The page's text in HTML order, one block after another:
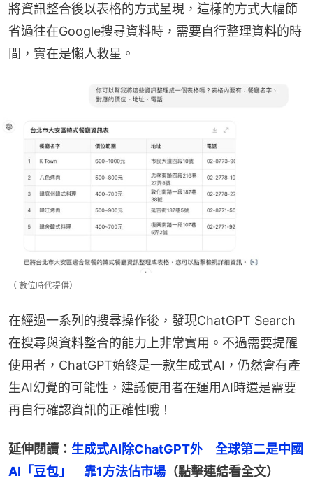
將資訊整合後以表格的方式呈現，這樣的方式大幅節
省過往在Google搜尋資料時，需要自行整理資料的時
間，實在是懶人救星。
（ 數位時代提供）
在經過一系列的搜尋操作後，發現ChatGPT Search
在搜尋與資料整合的能力上非常實用。不過需要提醒
使用者，ChatGPT始終是一款生成式AI，仍然會有產
生AI幻覺的可能性，建議使用者在運用AI時還是需要
再自行確認資訊的正確性哦！
延伸閱讀： 生成式AI除ChatGPT外　全球第二是中國
AI「豆包」　靠1方法佔市場 （點擊連結看全文）